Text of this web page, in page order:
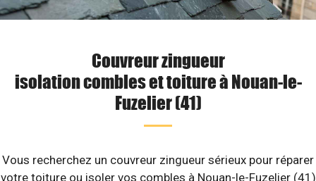
Couvreur zingueur
isolation combles et toiture à Nouan-le-
Fuzelier (41)
Vous recherchez un couvreur zingueur sérieux pour réparer
votre toiture ou isoler vos combles à Nouan-le-Fuzelier (41)